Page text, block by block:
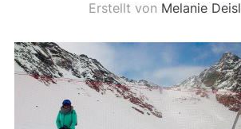
Erstellt von Melanie Deisl